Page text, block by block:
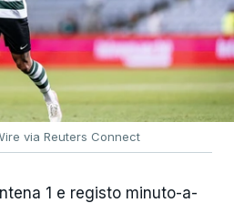
via Reuters Connect
1 e registo minuto-a-